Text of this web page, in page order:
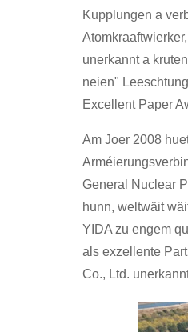
Kupplungen a
unerkannt a
neien"
Excellent Paper
Am Joer 2008
General Nuclear
hunn, weltwäit
YIDA zu engem
als exzellente
Co., Ltd.